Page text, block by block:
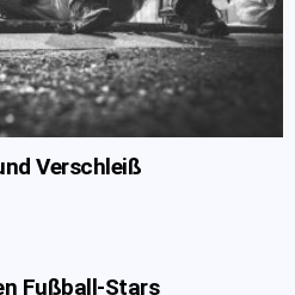
Verschleiß
Fußball-Stars